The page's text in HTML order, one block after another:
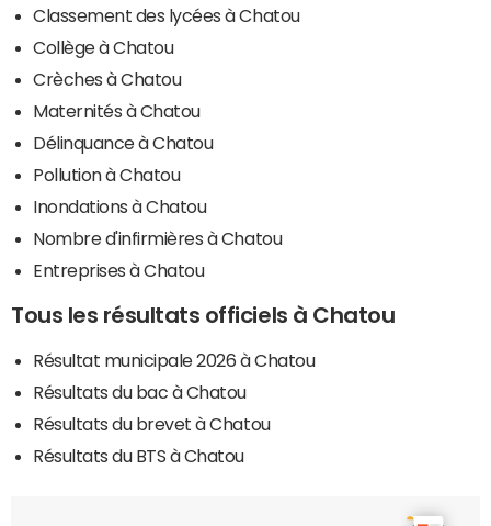
Classement des lycées à Chatou
Collège à Chatou
Crèches à Chatou
Maternités à Chatou
Délinquance à Chatou
Pollution à Chatou
Inondations à Chatou
Nombre d'infirmières à Chatou
Entreprises à Chatou
Tous les résultats officiels à Chatou
Résultat municipale 2026 à Chatou
Résultats du bac à Chatou
Résultats du brevet à Chatou
Résultats du BTS à Chatou